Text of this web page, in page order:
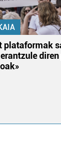
plataformak